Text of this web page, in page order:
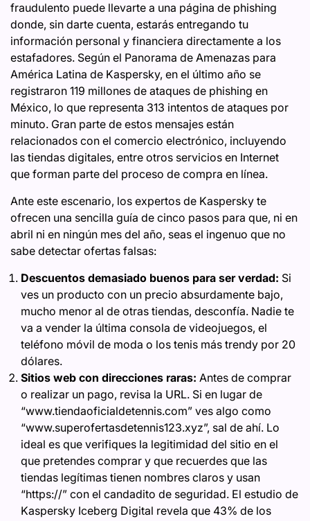
fraudulento puede llevarte a una página de phishing
donde, sin darte cuenta, estarás entregando tu
información personal y financiera directamente a los
estafadores. Según el Panorama de Amenazas para
América Latina de Kaspersky, en el último año se
registraron 119 millones de ataques de phishing en
México, lo que representa 313 intentos de ataques por
minuto. Gran parte de estos mensajes están
relacionados con el comercio electrónico, incluyendo
las tiendas digitales, entre otros servicios en Internet
que forman parte del proceso de compra en línea.
Ante este escenario, los expertos de Kaspersky te
ofrecen una sencilla guía de cinco pasos para que, ni en
abril ni en ningún mes del año, seas el ingenuo que no
sabe detectar ofertas falsas:
Descuentos demasiado buenos para ser verdad: Si
ves un producto con un precio absurdamente bajo,
mucho menor al de otras tiendas, desconfía. Nadie te
va a vender la última consola de videojuegos, el
teléfono móvil de moda o los tenis más trendy por 20
dólares.
Sitios web con direcciones raras: Antes de comprar
o realizar un pago, revisa la URL. Si en lugar de
“www.tiendaoficialdetennis.com” ves algo como
“www.superofertasdetennis123.xyz”, sal de ahí. Lo
ideal es que verifiques la legitimidad del sitio en el
que pretendes comprar y que recuerdes que las
tiendas legítimas tienen nombres claros y usan
“https://” con el candadito de seguridad. El estudio de
Kaspersky Iceberg Digital revela que 43% de los